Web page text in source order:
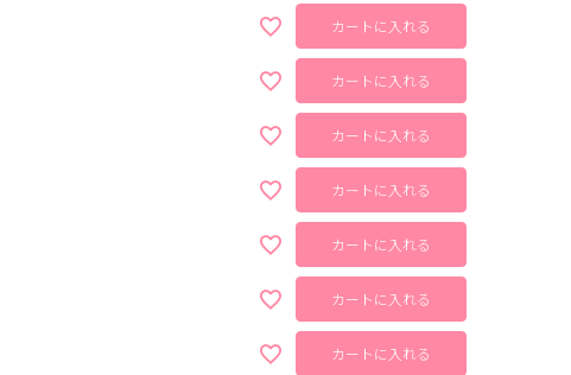
カートに入れる
カートに入れる
カートに入れる
カートに入れる
カートに入れる
カートに入れる
カートに入れる